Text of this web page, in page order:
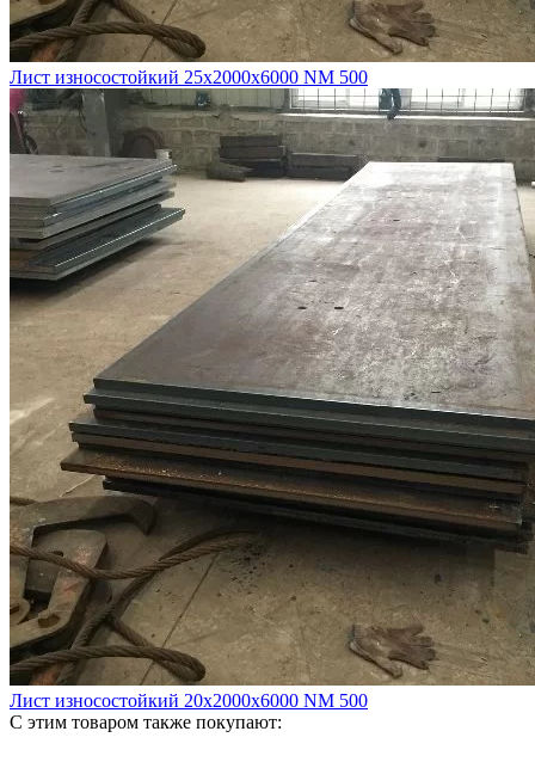
Лист износостойкий 25х2000х6000 NM 500
Лист износостойкий 20х2000х6000 NM 500
С этим товаром также покупают: